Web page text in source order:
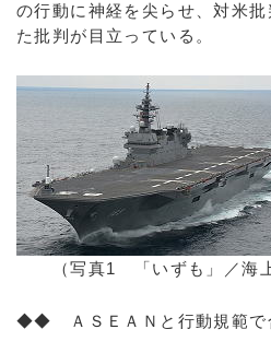
の行動に神経を尖らせ、対米
た批判が目立っている。
（写真1 「いずも」／海上
◆◆ ＡＳＥＡＮと行動規範で